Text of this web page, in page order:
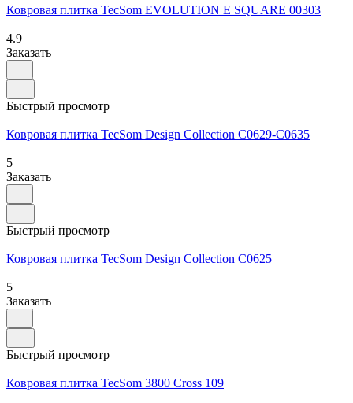
Ковровая плитка TecSom EVOLUTION E SQUARE 00303
4.9
Заказать
Быстрый просмотр
Ковровая плитка TecSom Design Collection C0629-C0635
5
Заказать
Быстрый просмотр
Ковровая плитка TecSom Design Collection C0625
5
Заказать
Быстрый просмотр
Ковровая плитка TecSom 3800 Cross 109